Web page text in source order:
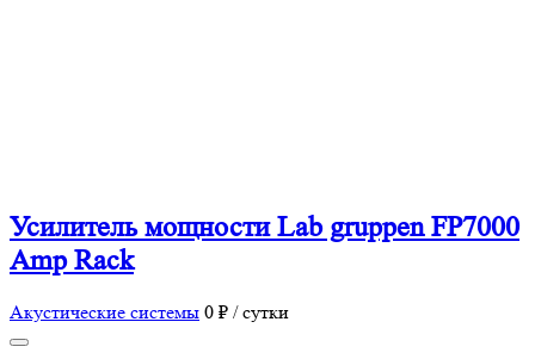
Усилитель мощности Lab gruppen FP7000
Amp Rack
Акустические системы 0 ₽ / сутки